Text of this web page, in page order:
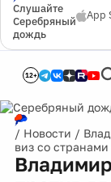
Слушайте
Серебряный
дождь
App
12+
/ Новости /
виз со